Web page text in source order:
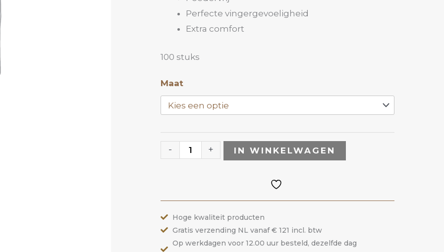
Perfecte vingergevoeligheid
Extra comfort
100 stuks
Maat
-
Handschoen
Roze
aantal
+ IN WINKELWAGEN
Hoge kwaliteit producten
Gratis verzending NL vanaf € 121 incl. btw
Op werkdagen voor 12.00 uur besteld, dezelfde dag